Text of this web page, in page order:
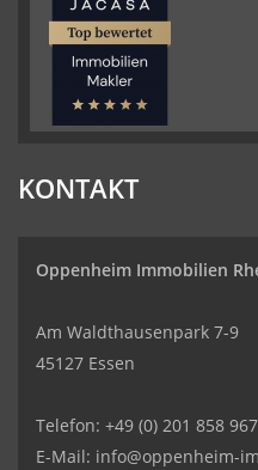
KONTAKT
Oppenheim Immobilien
Am Waldthausenpark 7-9
45127 Essen
Telefon: +49 (0) 201 858
E-Mail: info@oppenheim-